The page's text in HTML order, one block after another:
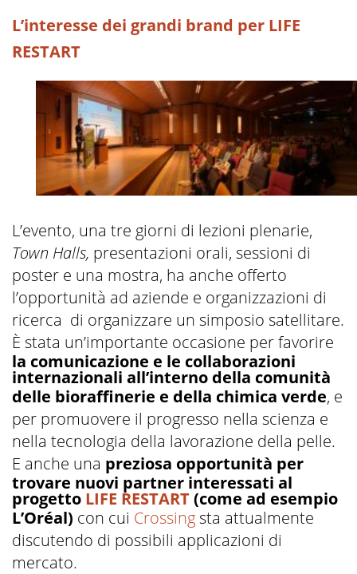
L’interesse dei grandi brand per LIFE
RESTART
L’evento, una tre giorni di lezioni plenarie,
Town Halls, presentazioni orali, sessioni di
poster e una mostra, ha anche offerto
l’opportunità ad aziende e organizzazioni di
ricerca di organizzare un simposio satellitare.
È stata un’importante occasione per favorire
la comunicazione e le collaborazioni
internazionali all’interno della comunità
delle bioraffinerie e della chimica verde, e
per promuovere il progresso nella scienza e
nella tecnologia della lavorazione della pelle.
E anche una preziosa opportunità per
trovare nuovi partner interessati al
progetto LIFE RESTART(come ad esempio
L’Oréal) con cui Crossingsta attualmente
discutendo di possibili applicazioni di
mercato.